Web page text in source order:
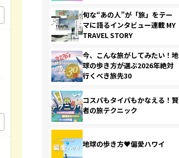
旬な“あの人”が「旅」をテー
マに語るインタビュー連載 MY
TRAVEL STORY
今、こんな旅がしてみたい！地
球の歩き方が選ぶ2026年絶対
行くべき旅先30
コスパもタイパもかなえる！賢
者の旅テクニック
地球の歩き方♥偏愛ハワイ